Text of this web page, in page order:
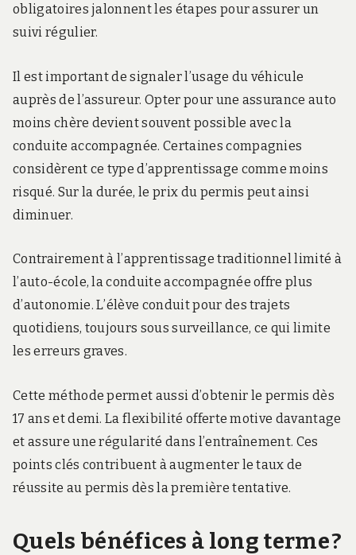
obligatoires jalonnent les étapes pour assurer un
suivi régulier.
Il est important de signaler l’usage du véhicule
auprès de l’assureur. Opter pour une assurance auto
moins chère devient souvent possible avec la
conduite accompagnée. Certaines compagnies
considèrent ce type d’apprentissage comme moins
risqué. Sur la durée, le prix du permis peut ainsi
diminuer.
Contrairement à l’apprentissage traditionnel limité à
l’auto-école, la conduite accompagnée offre plus
d’autonomie. L’élève conduit pour des trajets
quotidiens, toujours sous surveillance, ce qui limite
les erreurs graves.
Cette méthode permet aussi d’obtenir le permis dès
17 ans et demi. La flexibilité offerte motive davantage
et assure une régularité dans l’entraînement. Ces
points clés contribuent à augmenter le taux de
réussite au permis dès la première tentative.
Quels bénéfices à long terme ?